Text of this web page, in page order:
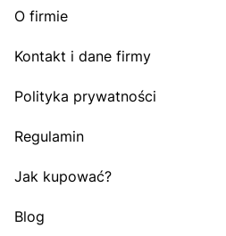
O firmie
Kontakt i dane firmy
Polityka prywatności
Regulamin
Jak kupować?
Blog